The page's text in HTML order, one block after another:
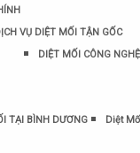
VỤ DIỆT MỐI TẬN GỐC
DIỆT MỐI CÔNG
TẠI BÌNH DƯƠNG
Diệt